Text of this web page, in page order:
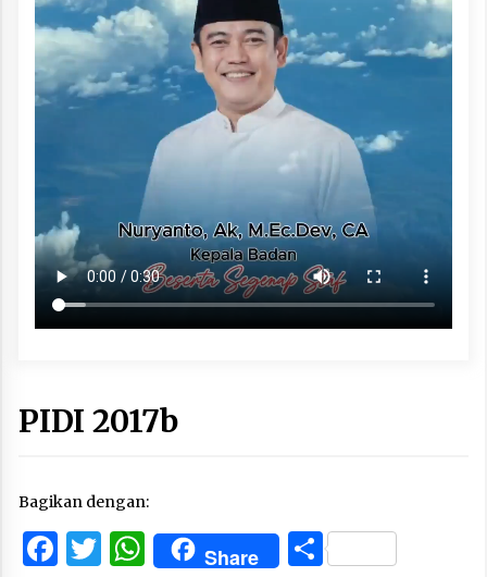
PIDI 2017b
Bagikan dengan:
Facebook
Twitter
WhatsApp
Share Share